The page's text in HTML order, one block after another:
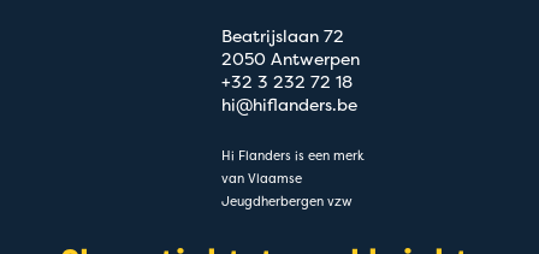
Beatrijslaan 72
2050 Antwerpen
+32 3 232 72 18
hi@hiflanders.be
Hi Flanders is een merk
van Vlaamse
Jeugdherbergen vzw